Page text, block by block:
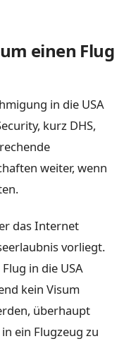
einen Flug
in die USA
kurz DHS,
weiter, wenn
das Internet
vorliegt.
in die USA
kein Visum
überhaupt
ein Flugzeug zu